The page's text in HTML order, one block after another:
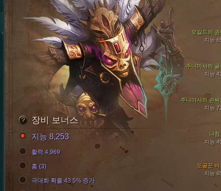
주니마사의 골
지능
주니마사의 손싸
지능
오길드의 권
지능
도굴꾼
지능
나침
지능
장비 보너스
지능 8,253
활력 4,969
홈 (3)
극대화 확률 43.5% 증가